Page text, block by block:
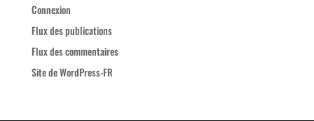
Connexion
Flux des publications
Flux des commentaires
Site de WordPress-FR